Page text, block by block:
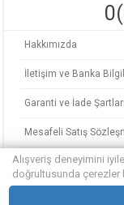
Hakkımızda
İletişim ve Banka
Garanti ve İade Şartları
Mesafeli Satış
KVKK Politikası
Alışveriş deneyimini
doğrultusunda çerezler